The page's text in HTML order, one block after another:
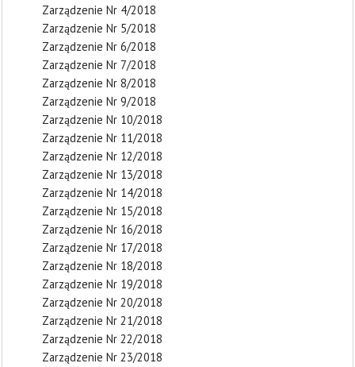
Zarządzenie Nr 4/2018
Zarządzenie Nr 5/2018
Zarządzenie Nr 6/2018
Zarządzenie Nr 7/2018
Zarządzenie Nr 8/2018
Zarządzenie Nr 9/2018
Zarządzenie Nr 10/2018
Zarządzenie Nr 11/2018
Zarządzenie Nr 12/2018
Zarządzenie Nr 13/2018
Zarządzenie Nr 14/2018
Zarządzenie Nr 15/2018
Zarządzenie Nr 16/2018
Zarządzenie Nr 17/2018
Zarządzenie Nr 18/2018
Zarządzenie Nr 19/2018
Zarządzenie Nr 20/2018
Zarządzenie Nr 21/2018
Zarządzenie Nr 22/2018
Zarządzenie Nr 23/2018